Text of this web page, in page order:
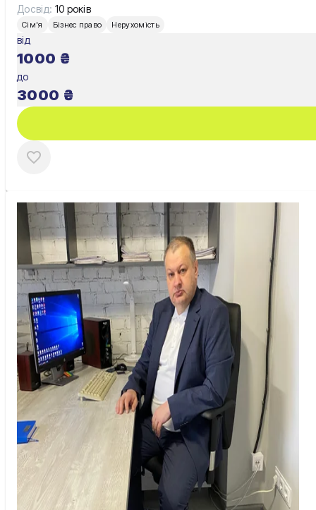
Досвід: 10 років
Сім'я Бізнес право Нерухомість
від
1000 ₴
до
3000 ₴